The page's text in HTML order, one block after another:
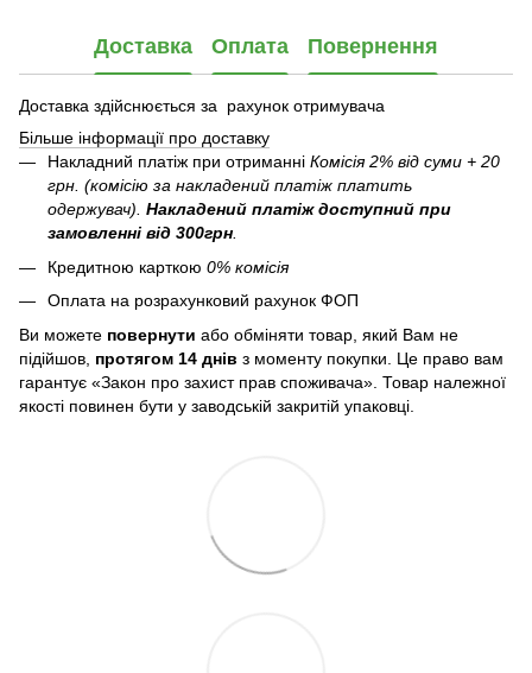
Доставка Оплата Повернення
Доставка здійснюється за рахунок отримувача
Більше інформації про доставку
Накладний платіж при отриманні Комісія 2% від суми + 20
грн. (комісію за накладений платіж платить
одержувач). Накладений платіж доступний при
замовленні від 300грн.
Кредитною карткою 0% комісія
Оплата на розрахунковий рахунок ФОП
Ви можете повернути або обміняти товар, який Вам не
підійшов, протягом 14 днів з моменту покупки. Це право вам
гарантує «Закон про захист прав споживача». Товар належної
якості повинен бути у заводській закритій упаковці.